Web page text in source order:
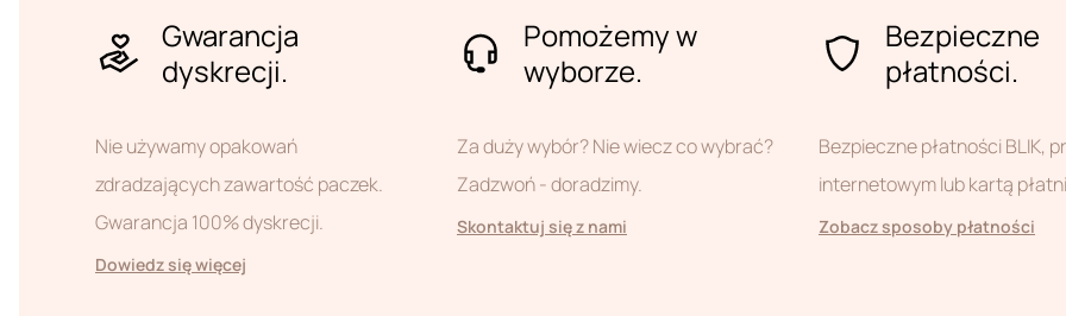
Gwarancja
dyskrecji.
Nie używamy opakowań
zdradzających zawartość paczek.
Gwarancja 100% dyskrecji.
Dowiedz się więcej
Pomożemy w
wyborze.
Za duży wybór? Nie wiecz co wybrać?
Zadzwoń - doradzimy.
Skontaktuj się z nami
Bezpieczne
płatności.
Bezpieczne płatności BLIK,
internetowym lub kartą
Zobacz sposoby płatności